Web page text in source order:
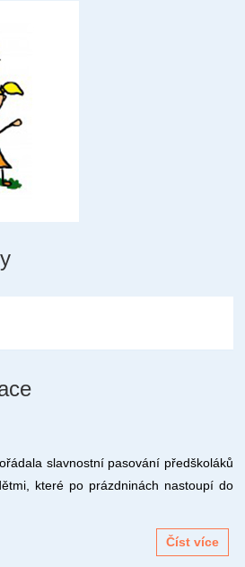
slavnostní pasování předškoláků
které po prázdninách nastoupí do
Číst více